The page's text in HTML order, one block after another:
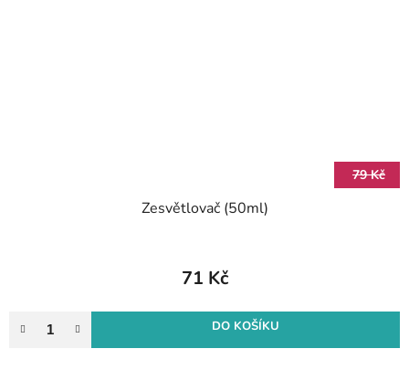
79 Kč
Zesvětlovač (50ml)
71 Kč
DO KOŠÍKU